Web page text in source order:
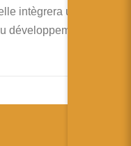
intègrera une
d’un